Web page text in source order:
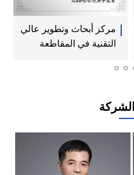
مركز أبحاث وتطوير عالي
التقنية في المقاطعة
الشركة